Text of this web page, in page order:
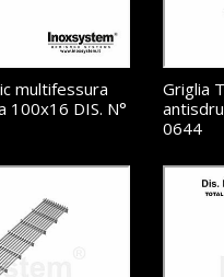
multifessura
100x16 DIS. N°
Griglia
0644